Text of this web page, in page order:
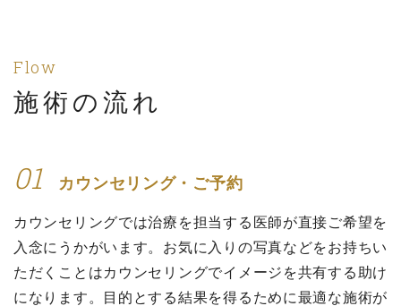
Flow
施術の流れ
01 カウンセリング・ご予約
カウンセリングでは治療を担当する医師が直接ご希望を
入念にうかがいます。お気に入りの写真などをお持ちい
ただくことはカウンセリングでイメージを共有する助け
になります。目的とする結果を得るために最適な施術が